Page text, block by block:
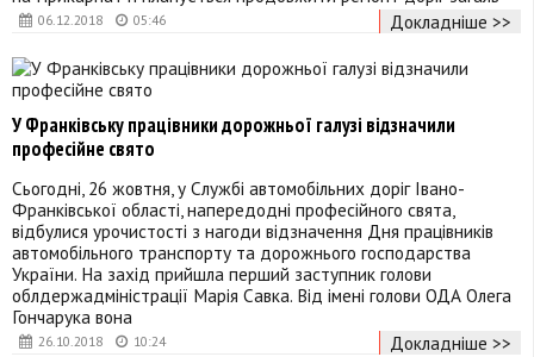
06.12.2018 05:46
Докладніше >>
26.10.2018 10:24
У Франківську працівники дорожньої галузі відзначили
професійне свято
Сьогодні, 26 жовтня, у Службі автомобільних доріг Івано-
Франківської області, напередодні професійного свята,
відбулися урочистості з нагоди відзначення Дня працівників
автомобільного транспорту та дорожнього господарства
України. На захід прийшла перший заступник голови
облдержадміністрації Марія Савка. Від імені голови ОДА Олега
Гончарука вона
Докладніше >>